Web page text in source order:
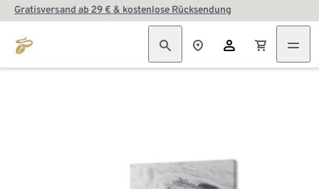
Gratisversand ab 29 € & kostenlose Rücksendung